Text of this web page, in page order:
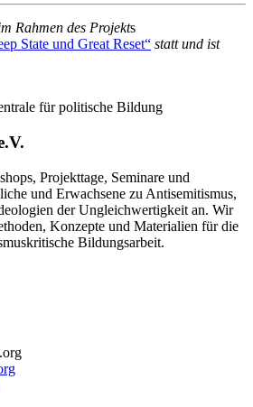
Rahmen des Projekts
State und Great Reset“ statt und ist
für politische Bildung
Projekttage, Seminare und
und Erwachsene zu Antisemitismus,
der Ungleichwertigkeit an. Wir
Konzepte und Materialien für die
Bildungsarbeit.